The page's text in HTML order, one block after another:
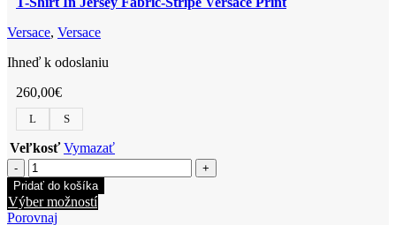
Versace, Versace
Ihneď k odoslaniu
260,00€
L S
Veľkosť Vymazať
množstvo
T-
Shirt
In
Pridať do košíka
Výber možnostíTento
Porovnaj